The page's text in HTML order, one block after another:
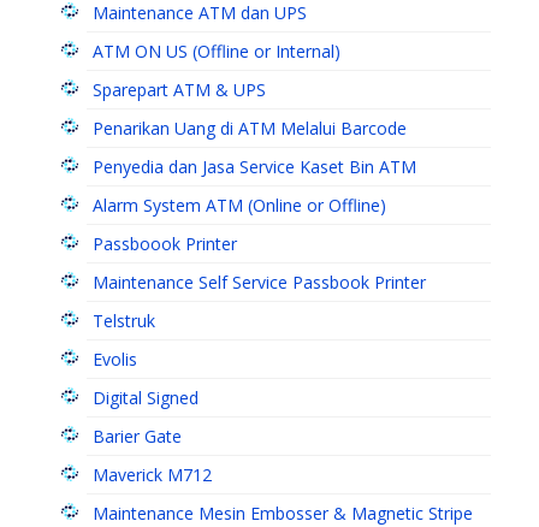
Maintenance ATM dan UPS
ATM ON US (Offline or Internal)
Sparepart ATM & UPS
Penarikan Uang di ATM Melalui Barcode
Penyedia dan Jasa Service Kaset Bin ATM
Alarm System ATM (Online or Offline)
Passboook Printer
Maintenance Self Service Passbook Printer
Telstruk
Evolis
Digital Signed
Barier Gate
Maverick M712
Maintenance Mesin Embosser & Magnetic Stripe